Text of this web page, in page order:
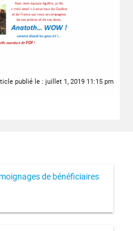
publié le :juillet 1, 2019 11:15 pm
de bénéficiaires